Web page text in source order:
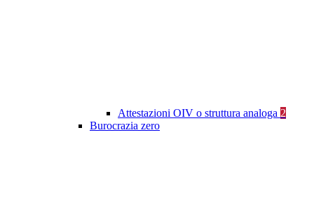
Attestazioni OIV o struttura analoga 2
Burocrazia zero